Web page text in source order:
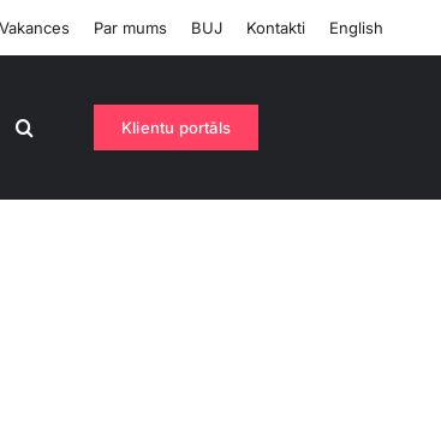
Vakances Par mums BUJ Kontakti English
Klientu portāls